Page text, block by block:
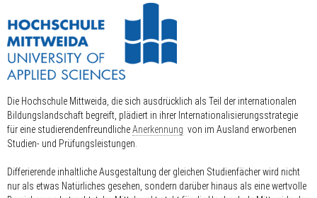
Die Hochschule Mittweida, die sich ausdrücklich als Teil der internationalen
Bildungslandschaft begreift, plädiert in ihrer Internationalisierungsstrategie
für eine studierendenfreundlicheAnerkennung von im Ausland erworbenen
Studien- und Prüfungsleistungen.
Differierende inhaltliche Ausgestaltung der gleichen Studienfächer wird nicht
nur als etwas Natürliches gesehen, sondern darüber hinaus als eine wertvolle